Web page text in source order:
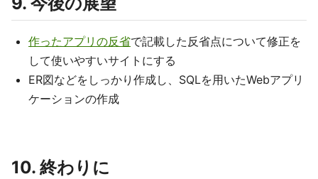
作ったアプリの反省で記載した反省点について修正を
して使いやすいサイトにする
ER図などをしっかり作成し、SQLを用いたWebアプリ
ケーションの作成
10. 終わりに